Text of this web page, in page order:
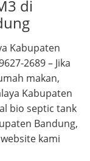
di
Kabupaten
2689 – Jika
makan,
Kabupaten
bio septic tank
Bandung,
kami